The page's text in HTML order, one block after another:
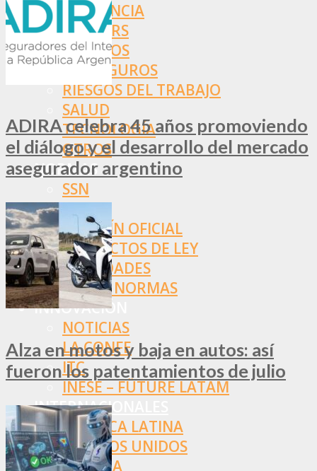
ASISTENCIA
BROKERS
SEGUROS
REASEGUROS
RIESGOS DEL TRABAJO
SALUD
TECNOLOGÍA
OTROS
NORMAS
SSN
SRT
BOLETÍN OFICIAL
PROYECTOS DE LEY
SOCIEDADES
OTRAS NORMAS
INNOVACIÓN
NOTICIAS
LA CONFE
ITC
INESE – FÜTURE LATAM
INTERNACIONALES
AMÉRICA LATINA
ESTADOS UNIDOS
EUROPA
ADIRA celebra 45 años promoviendo
el diálogo y el desarrollo del mercado
asegurador argentino
Alza en motos y baja en autos: así
fueron los patentamientos de julio